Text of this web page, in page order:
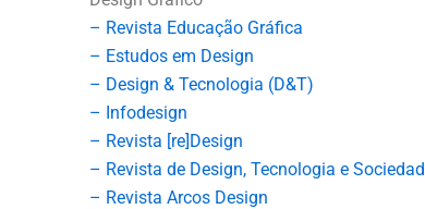
– Revista Educação Gráfica
– Estudos em Design
– Design & Tecnologia (D&T)
– Infodesign
– Revista [re]Design
– Revista de Design, Tecnologia e
– Revista Arcos Design